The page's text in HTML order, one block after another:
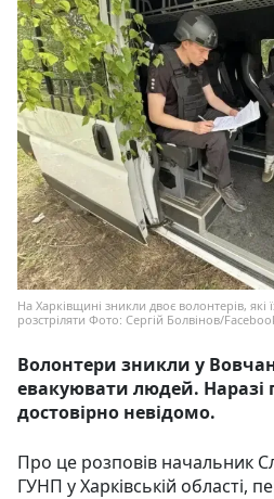
На Харківщині зникли двоє волонтерів, які
розстріляти Фото: Сергій Болвінов/
Волонтери зникли у
евакуювати людей. Наразі
достовірно невідомо.
Про це розповів начальник
ГУНП у Харківській області,